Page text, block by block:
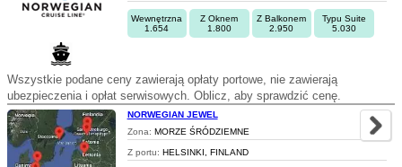
Wewnętrzna
1.654
Z Oknem
1.800
Z Balkonem
2.950
Typu Suite
5.030
Wszystkie podane ceny zawierają opłaty portowe, nie zawierają
ubezpieczenia i opłat serwisowych. Oblicz, aby sprawdzić cenę.
NORWEGIAN JEWEL
Zona: MORZE ŚRÓDZIEMNE
Z portu: HELSINKI, FINLAND